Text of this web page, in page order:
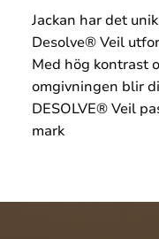
Jackan har det
Desolve® Veil
Med hög kontrast
omgivningen blir
DESOLVE® Veil
mark